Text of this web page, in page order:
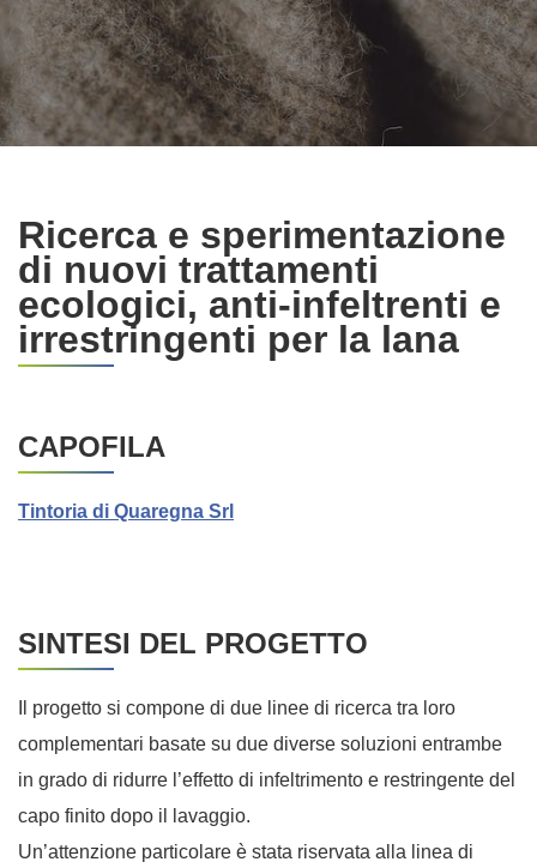
Ricerca e sperimentazione
di nuovi trattamenti
ecologici, anti-infeltrenti e
irrestringenti per la lana
CAPOFILA
Tintoria di Quaregna Srl
SINTESI DEL PROGETTO
Il progetto si compone di due linee di ricerca tra loro
complementari basate su due diverse soluzioni entrambe
in grado di ridurre l’effetto di infeltrimento e restringente del
capo finito dopo il lavaggio.
Un’attenzione particolare è stata riservata alla linea di